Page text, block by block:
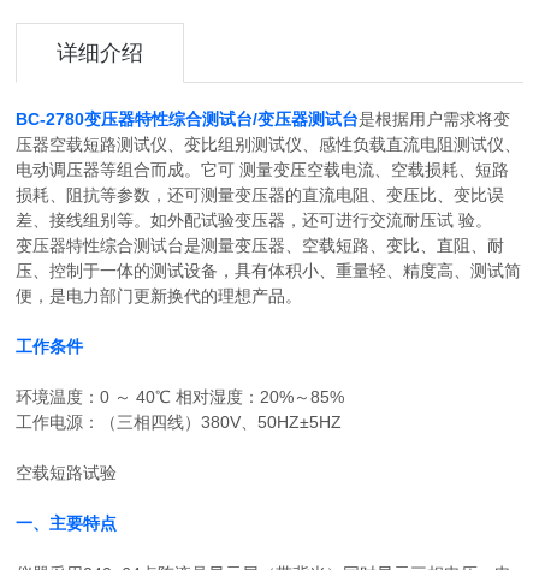
详细介绍
BC-2780变压器特性综合测试台/变压器测试台是根据用户需求将变
压器空载短路测试仪、变比组别测试仪、感性负载直流电阻测试仪、
电动调压器等组合而成。它可 测量变压空载电流、空载损耗、短路
损耗、阻抗等参数，还可测量变压器的直流电阻、变压比、变比误
差、接线组别等。如外配试验变压器，还可进行交流耐压试 验。
变压器特性综合测试台是测量变压器、空载短路、变比、直阻、耐
压、控制于一体的测试设备，具有体积小、重量轻、精度高、测试简
便，是电力部门更新换代的理想产品。
工作条件
环境温度：0 ～ 40℃ 相对湿度：20%～85%
工作电源：（三相四线）380V、50HZ±5HZ
空载短路试验
一、主要特点